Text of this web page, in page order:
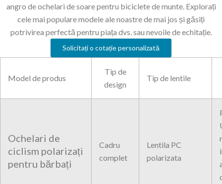
angro de ochelari de soare pentru biciclete de munte. Explorați
cele mai populare modele ale noastre de mai jos și găsiți
potrivirea perfectă pentru piața dvs. sau nevoile de echitație.
Solicitați o cotație personalizată
Model de produs
Tip de
design
Tip de lentile
Ochelari de
ciclism polarizați
pentru bărbați
Cadru
complet
Lentila PC
polarizata